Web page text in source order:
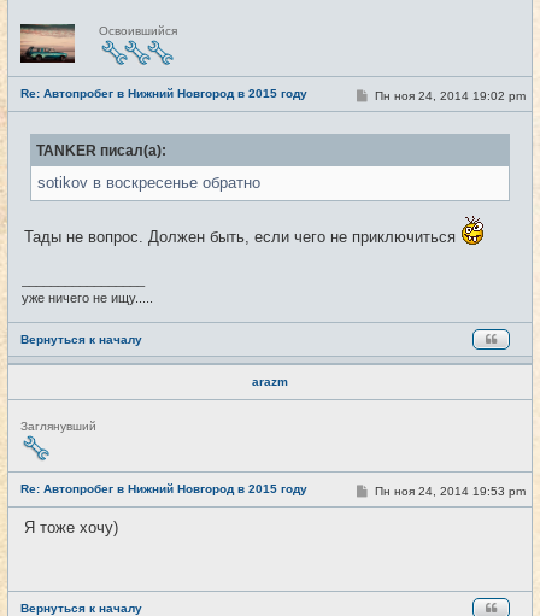
Н
е
в
с
е
т
и
Освоившийся
Re: Автопробег в Нижний Новгород в 2015 году #17
С
о
б
е
Пн ноя 24, 2014 19:02 pm
TANKER писал(а):
sotikov в воскресенье обратно
Тады не вопрос. Должен быть, если чего не приключиться
уже ничего не ищу.....
Вернуться к началу
arazm
Н
е
в
т
и
Заглянувший
Re: Автопробег в Нижний Новгород в 2015 году #18
С
о
и
Пн ноя 24, 2014 19:53 pm
Я тоже хочу)
Вернуться к началу